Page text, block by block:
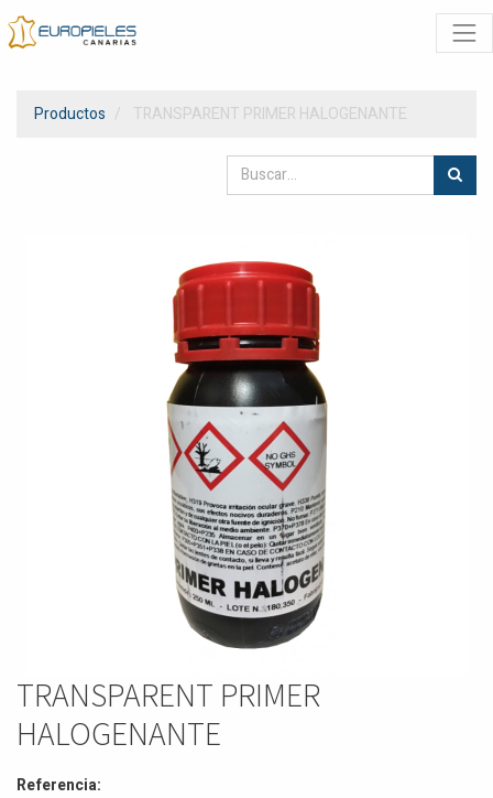
Productos TRANSPARENT PRIMER HALOGENANTE
TRANSPARENT PRIMER
HALOGENANTE
Referencia: